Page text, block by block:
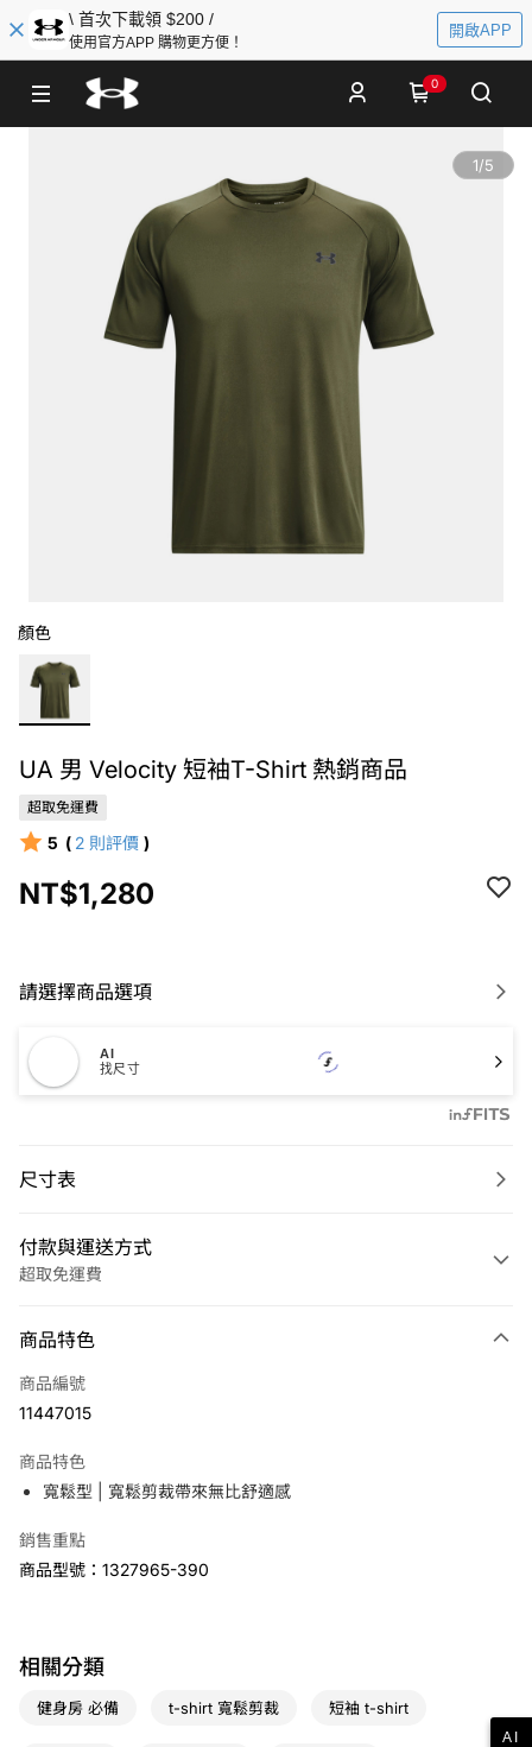
\ 首次下載領 $200 /
使用官方APP 購物更方便！
開啟APP
0
1/5
顏色
UA 男 Velocity 短袖T-Shirt 熱銷商品
超取免運費
5 ( 2 則評價 )
NT$1,280
請選擇商品選項
AI
找尺寸
尺寸表
付款與運送方式
超取免運費
信用卡一次付款
LINE Pay
悠遊付
運送方式
7-11取貨(快速到店)
宅配
商品特色
商品編號
11447015
商品特色
寬鬆型 | 寬鬆剪裁帶來無比舒適感
銷售重點
商品型號：1327965-390
相關分類
健身房 必備 t-shirt 寬鬆剪裁 短袖 t-shirt
AI